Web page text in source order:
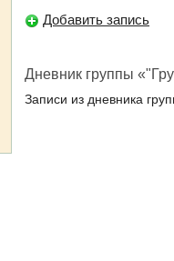
Добавить запись
Дневник группы
Записи из дневника